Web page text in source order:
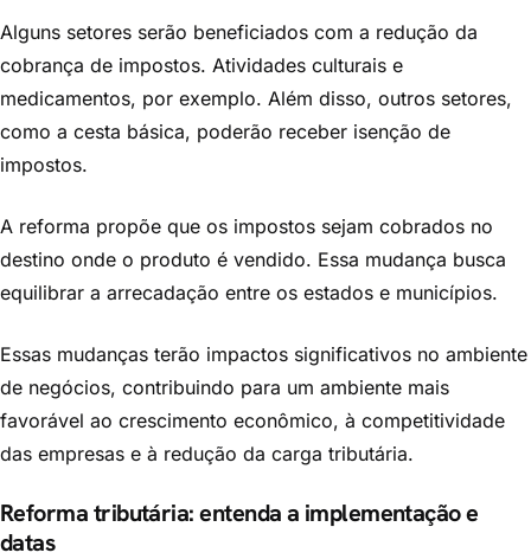
Alguns setores serão beneficiados com a redução da
cobrança de impostos. Atividades culturais e
medicamentos, por exemplo. Além disso, outros setores,
como a cesta básica, poderão receber isenção de
impostos.
A reforma propõe que os impostos sejam cobrados no
destino onde o produto é vendido. Essa mudança busca
equilibrar a arrecadação entre os estados e municípios.
Essas mudanças terão impactos significativos no ambiente
de negócios, contribuindo para um ambiente mais
favorável ao crescimento econômico, à competitividade
das empresas e à redução da carga tributária.
Reforma tributária: entenda a implementação e
datas